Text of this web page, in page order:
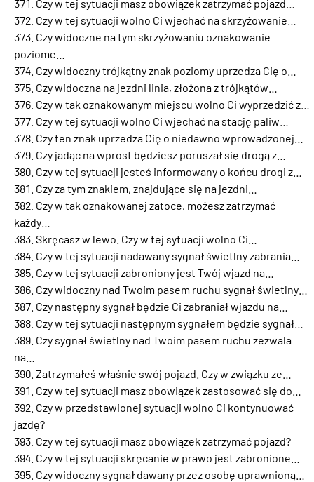
Czy w tej sytuacji masz obowiązek zatrzymać pojazd…
Czy w tej sytuacji wolno Ci wjechać na skrzyżowanie…
Czy widoczne na tym skrzyżowaniu oznakowanie
poziome…
Czy widoczny trójkątny znak poziomy uprzedza Cię o…
Czy widoczna na jezdni linia, złożona z trójkątów…
Czy w tak oznakowanym miejscu wolno Ci wyprzedzić z…
Czy w tej sytuacji wolno Ci wjechać na stację paliw…
Czy ten znak uprzedza Cię o niedawno wprowadzonej…
Czy jadąc na wprost będziesz poruszał się drogą z…
Czy w tej sytuacji jesteś informowany o końcu drogi z…
Czy za tym znakiem, znajdujące się na jezdni…
Czy w tak oznakowanej zatoce, możesz zatrzymać
każdy…
Skręcasz w lewo. Czy w tej sytuacji wolno Ci…
Czy w tej sytuacji nadawany sygnał świetlny zabrania…
Czy w tej sytuacji zabroniony jest Twój wjazd na…
Czy widoczny nad Twoim pasem ruchu sygnał świetlny…
Czy następny sygnał będzie Ci zabraniał wjazdu na…
Czy w tej sytuacji następnym sygnałem będzie sygnał…
Czy sygnał świetlny nad Twoim pasem ruchu zezwala
na…
Zatrzymałeś właśnie swój pojazd. Czy w związku ze…
Czy w tej sytuacji masz obowiązek zastosować się do…
Czy w przedstawionej sytuacji wolno Ci kontynuować
jazdę?
Czy w tej sytuacji masz obowiązek zatrzymać pojazd?
Czy w tej sytuacji skręcanie w prawo jest zabronione…
Czy widoczny sygnał dawany przez osobę uprawnioną…